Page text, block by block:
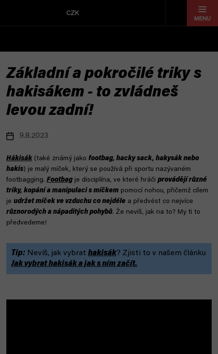
CZK
Základní a pokročilé triky s
hakisákem - to zvládneš
levou zadní!
9.8.2023
Hákisák (také známý jako footbag, hacky sack, hakysák nebo
hakis) je malý míček, který se používá při sportu nazývaném
footbagging. Footbag je disciplína, ve které hráči provádějí různé
triky, kopání a manipulaci s míčkem pomocí nohou, přičemž cílem
je udržet míček ve vzduchu co nejdéle a předvést co nejvíce
různorodých a nápaditých pohybů. Že nevíš, jak na to? My ti to
předvedeme!
Tip: Nevíš, jak vybrat hakisák? Zjisti to v našem článku
Jak vybrat hakisák a jak s ním začít.